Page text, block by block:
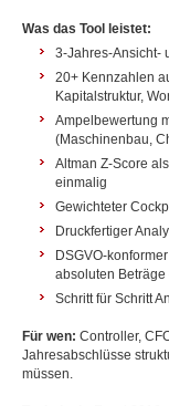
Was das Tool leistet:
3-Jahres-Ansicht-
20+ Kennzahlen
Kapitalstruktur,
Ampelbewertung
(Maschinenbau,
Altman Z-Score
einmalig
Gewichteter
Druckfertiger
DSGVO-
absoluten
Schritt für Schritt
Für wen: Controller,
Jahresabschlüsse
müssen.